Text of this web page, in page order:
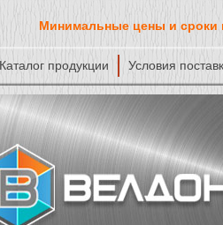
Минимальные цены и сроки
Каталог продукции Условия